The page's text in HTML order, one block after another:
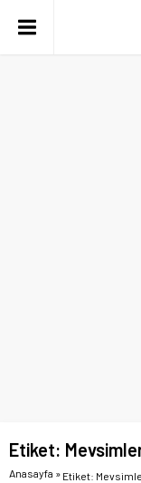
Etiket:
Anasayfa » Etiket: